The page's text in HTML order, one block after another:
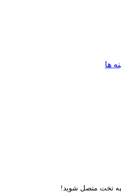
ها
تخت متصل شوید!